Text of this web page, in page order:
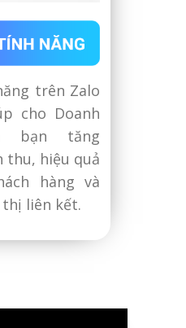
trên Zalo
cho Doanh
bạn tăng
thu, hiệu quả
hàng và
liên kết.